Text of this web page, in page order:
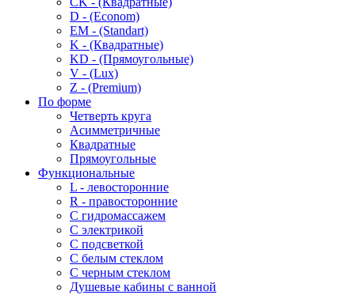
D - (Econom)
EM - (Standart)
K - (Квадратные)
KD - (Прямоугольные)
V - (Lux)
Z - (Premium)
По форме
Четверть круга
Асимметричные
Квадратные
Прямоугольные
Функциональные
L - левосторонние
R - правосторонние
С гидромассажем
С электрикой
С подсветкой
С белым стеклом
С черным стеклом
Душевые кабины с ванной